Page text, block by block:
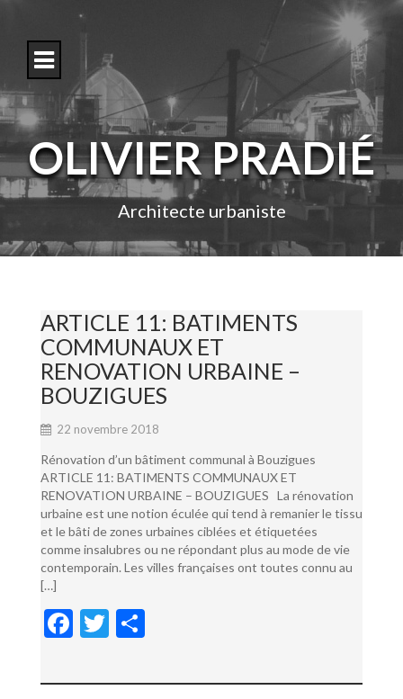
o
c
n
e
OLIVIER PRADIÉ
Architecte urbaniste
ARTICLE 11: BATIMENTS
COMMUNAUX ET
RENOVATION URBAINE –
BOUZIGUES
22 novembre 2018
Rénovation d’un bâtiment communal à Bouzigues
ARTICLE 11: BATIMENTS COMMUNAUX ET
RENOVATION URBAINE – BOUZIGUES La rénovation
urbaine est une notion éculée qui tend à remanier le tissu
et le bâti de zones urbaines ciblées et étiquetées
comme insalubres ou ne répondant plus au mode de vie
contemporain. Les villes françaises ont toutes connu au
[…]
F
e
T
itt ta